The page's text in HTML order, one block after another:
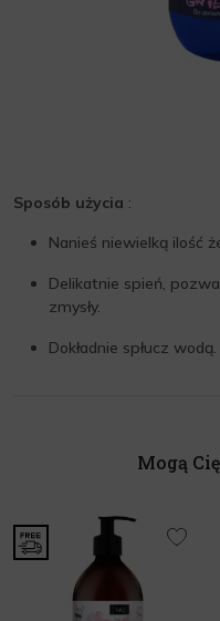
Sposób użycia :
Nanieś niewielką ilość
Delikatnie spień,
zmysły.
Dokładnie spłucz wodą.
Mogą